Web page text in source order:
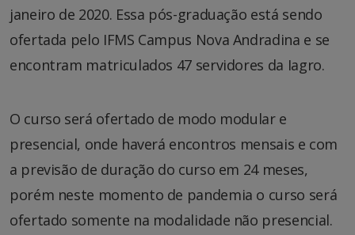
janeiro de 2020. Essa pós-graduação está sendo
ofertada pelo IFMS Campus Nova Andradina e se
encontram matriculados 47 servidores da Iagro.
O curso será ofertado de modo modular e
presencial, onde haverá encontros mensais e com
a previsão de duração do curso em 24 meses,
porém neste momento de pandemia o curso será
ofertado somente na modalidade não presencial.